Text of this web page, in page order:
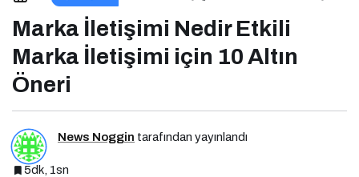
Marka İletişimi Nedir Etkili
Marka İletişimi için 10 Altın
Öneri
News Noggin tarafından yayınlandı
5dk, 1sn